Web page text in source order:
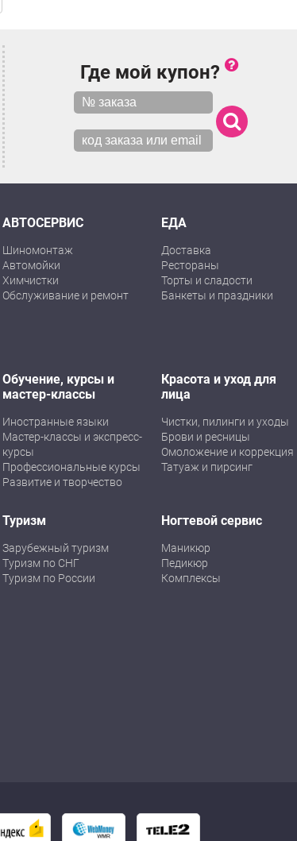
Где мой купон?
АВТОСЕРВИС
Шиномонтаж
Автомойки
Химчистки
Обслуживание и ремонт
ЕДА
Доставка
Рестораны
Торты и сладости
Банкеты и праздники
Обучение, курсы и
мастер-классы
Иностранные языки
Мастер-классы и экспресс-
курсы
Профессиональные курсы
Развитие и творчество
Красота и уход для
лица
Чистки, пилинги и уходы
Брови и ресницы
Омоложение и коррекция
Татуаж и пирсинг
Туризм
Зарубежный туризм
Туризм по СНГ
Туризм по России
Ногтевой сервис
Маникюр
Педикюр
Комплексы